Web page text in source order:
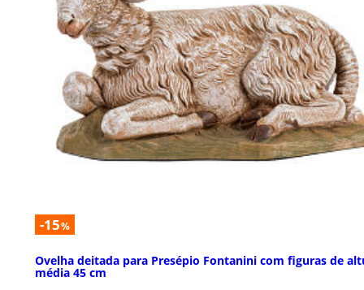
-15%
Ovelha deitada para Presépio Fontanini com figuras de
média 45 cm